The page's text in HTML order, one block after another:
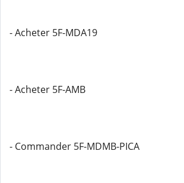
- Acheter 5F-MDA19
- Acheter 5F-AMB
- Commander 5F-MDMB-PICA